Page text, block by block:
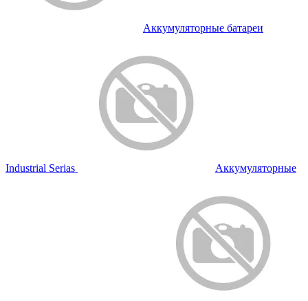
Аккумуляторные батареи
Industrial Serias Аккумуляторные